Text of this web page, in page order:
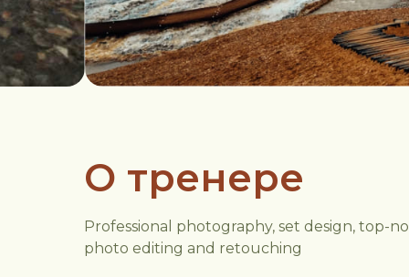
О тренере
Professional photography, set design, top-
photo editing and retouching